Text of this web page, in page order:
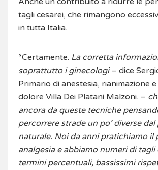
tagli cesarei, che rimangono
in tutta Italia.
“Certamente. La corretta
soprattutto i ginecologi– dice
Primario di anestesia, rianimazione
dolore Villa Dei Platani Malzoni. –
ancora da queste tecniche
percorrere strade un po’ diverse
naturale. Noi da anni pratichiamo il
analgesia e abbiamo numeri di tagli
termini percentuali, bassissimi